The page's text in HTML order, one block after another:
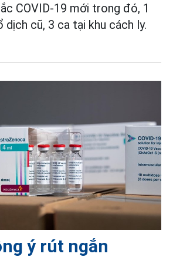
COVID-19 mới trong đó, 1
dịch cũ, 3 ca tại khu cách ly.
ý rút ngắn